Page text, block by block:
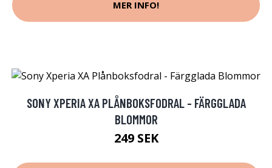
MER INFO!
SONY XPERIA XA PLÅNBOKSFODRAL - FÄRGGLADA
BLOMMOR
249 SEK